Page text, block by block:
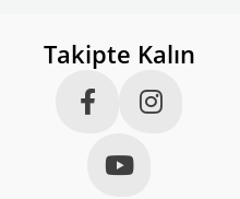
Takipte Kalın